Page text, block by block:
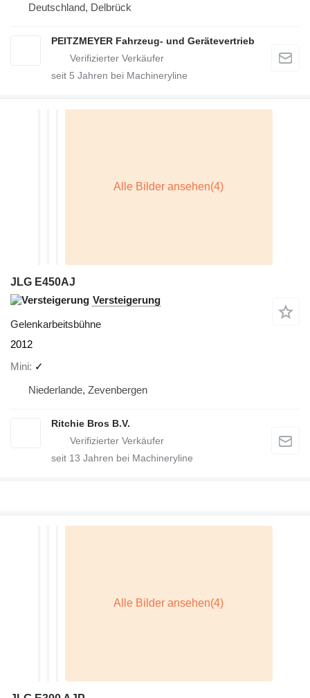
Deutschland, Delbrück
PEITZMEYER Fahrzeug- und Gerätevertrieb
seit 5 Jahren bei Machineryline
JLG E450AJ
Versteigerung
Gelenkarbeitsbühne
2012
Mini ✓
Niederlande, Zevenbergen
Ritchie Bros B.V.
seit 13 Jahren bei Machineryline